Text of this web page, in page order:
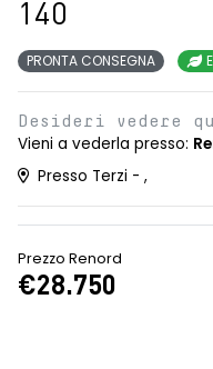
140
PRONTA CONSEGNA
Desideri vedere
Vieni a vederla presso:
Presso Terzi - ,
Prezzo Renord
€28.750